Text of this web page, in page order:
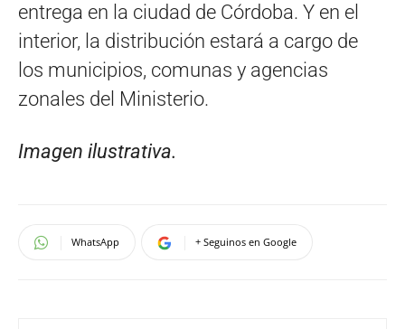
entrega en la ciudad de Córdoba. Y en el
interior, la distribución estará a cargo de
los municipios, comunas y agencias
zonales del Ministerio.
Imagen ilustrativa.
WhatsApp + Seguinos en Google